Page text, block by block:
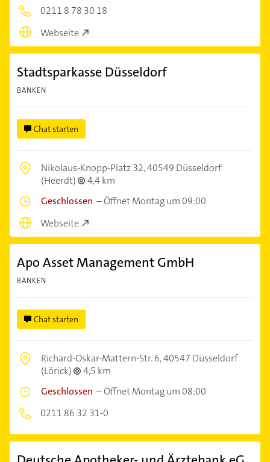
0211 8 78 30 18
Webseite
Stadtsparkasse Düsseldorf
BANKEN
Chat starten
Nikolaus-Knopp-Platz 32,40549 Düsseldorf
(Heerdt)
4,4 km
Geschlossen –Öffnet Montag um 09:00
Webseite
Apo Asset Management GmbH
BANKEN
Chat starten
Richard-Oskar-Mattern-Str. 6,40547 Düsseldorf
(Lörick)
4,5 km
Geschlossen –Öffnet Montag um 08:00
0211 86 32 31-0